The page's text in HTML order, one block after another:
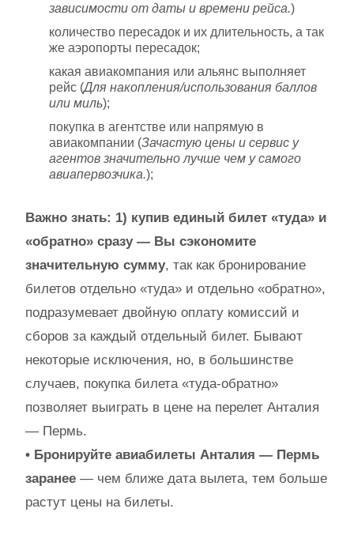
зависимости от даты и времени рейса.)
количество пересадок и их длительность, а так
же аэропорты пересадок;
какая авиакомпания или альянс выполняет
рейс (Для накопления/использования баллов
или миль);
покупка в агентстве или напрямую в
авиакомпании (Зачастую цены и сервис у
агентов значительно лучше чем у самого
авиапервозчика.);
Важно знать: 1) купив единый билет «туда» и
«обратно» сразу — Вы сэкономите
значительную сумму, так как бронирование
билетов отдельно «туда» и отдельно «обратно»,
подразумевает двойную оплату комиссий и
сборов за каждый отдельный билет. Бывают
некоторые исключения, но, в большинстве
случаев, покупка билета «туда-обратно»
позволяет выиграть в цене на перелет Анталия
— Пермь.
• Бронируйте авиабилеты Анталия — Пермь
заранее — чем ближе дата вылета, тем больше
растут цены на билеты.